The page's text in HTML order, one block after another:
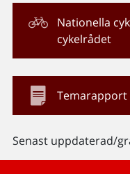
Nationella
cykelrådet
Temarapport
Senast uppdaterad/